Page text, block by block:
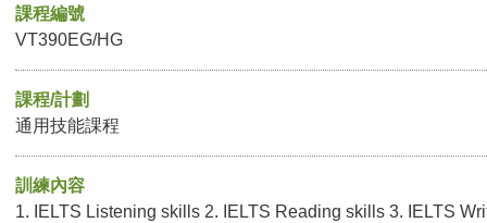
課程編號
VT390EG/HG
課程/計劃
通用技能課程
訓練內容
1. IELTS Listening skills 2. IELTS Reading skills 3. IELTS